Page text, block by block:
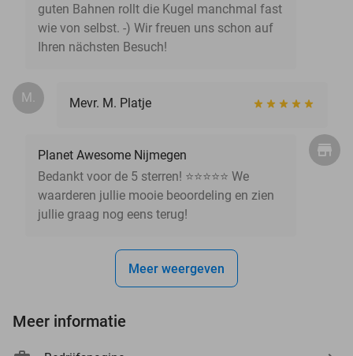
guten Bahnen rollt die Kugel manchmal fast
wie von selbst. -) Wir freuen uns schon auf
Ihren nächsten Besuch!
M. Mevr. M. Platje
Planet Awesome Nijmegen
Bedankt voor de 5 sterren! ⭐⭐⭐⭐⭐ We
waarderen jullie mooie beoordeling en zien
jullie graag nog eens terug!
Meer weergeven
Meer informatie